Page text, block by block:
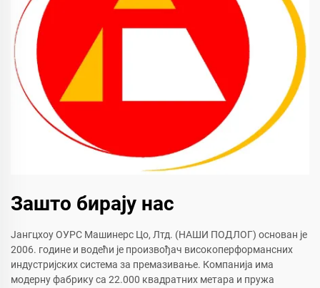
Зашто бирају нас
Јангцхоу ОУРС Машинерс Цо, Лтд. (НАШИ ПОДЛОГ) основан је
2006. године и водећи је произвођач високоперформансних
индустријских система за премазивање. Компанија има
модерну фабрику са 22.000 квадратних метара и пружа